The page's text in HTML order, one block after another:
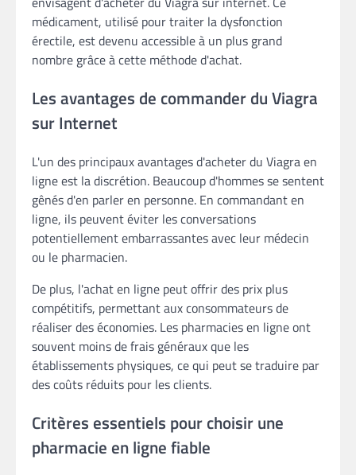
médicament, utilisé pour traiter la dysfonction
érectile, est devenu accessible à un plus grand
nombre grâce à cette méthode d'achat.
Les avantages de commander du Viagra
sur Internet
L'un des principaux avantages d'acheter du Viagra en
ligne est la discrétion. Beaucoup d'hommes se sentent
gênés d'en parler en personne. En commandant en
ligne, ils peuvent éviter les conversations
potentiellement embarrassantes avec leur médecin
ou le pharmacien.
De plus, l'achat en ligne peut offrir des prix plus
compétitifs, permettant aux consommateurs de
réaliser des économies. Les pharmacies en ligne ont
souvent moins de frais généraux que les
établissements physiques, ce qui peut se traduire par
des coûts réduits pour les clients.
Critères essentiels pour choisir une
pharmacie en ligne fiable